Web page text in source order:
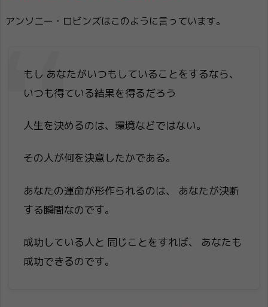
アンソニー・ロビンズはこのように言っています。
もし あなたがいつもしていることをするなら、
いつも得ている結果を得るだろう
人生を決めるのは、環境などではない。
その人が何を決意したかである。
あなたの運命が形作られるのは、 あなたが決断
する瞬間なのです。
成功している人と 同じことをすれば、 あなたも
成功できるのです。